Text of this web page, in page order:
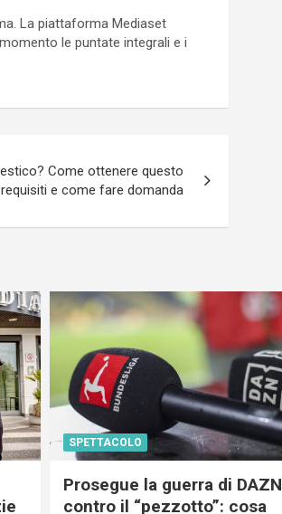
La piattaforma Mediaset
le puntate integrali e i
Come ottenere questo
e come fare domanda
SPETTACOLO
Prosegue la guerra di DAZN
contro il “pezzotto”: cosa